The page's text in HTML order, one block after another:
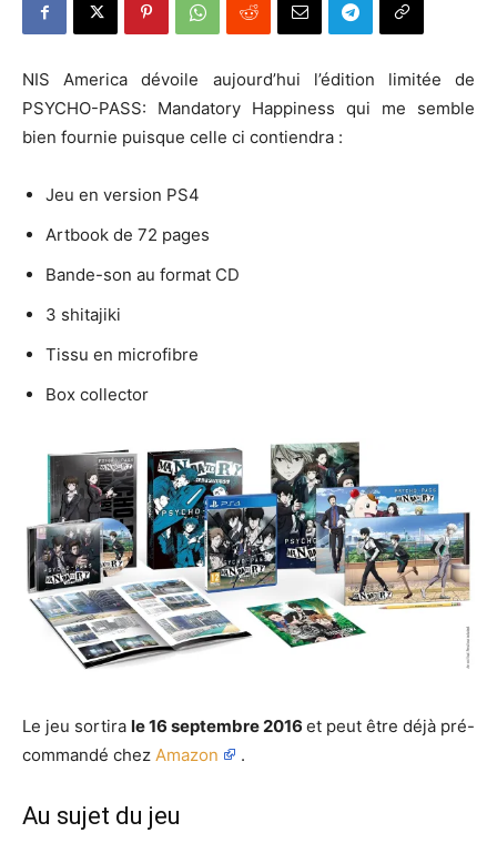
NIS America dévoile aujourd’hui l’édition limitée de
PSYCHO-PASS: Mandatory Happiness qui me semble
bien fournie puisque celle ci contiendra :
Jeu en version PS4
Artbook de 72 pages
Bande-son au format CD
3 shitajiki
Tissu en microfibre
Box collector
Le jeu sortira le 16 septembre 2016 et peut être déjà pré-
commandé chez Amazon .
Au sujet du jeu